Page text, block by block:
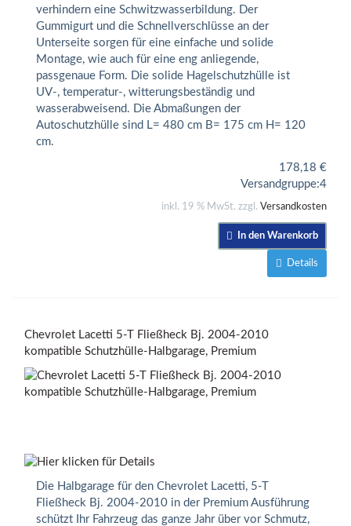
verhindern eine Schwitzwasserbildung. Der
Gummigurt und die Schnellverschlüsse an der
Unterseite sorgen für eine einfache und solide
Montage, wie auch für eine eng anliegende,
passgenaue Form. Die solide Hagelschutzhülle ist
UV-, temperatur-, witterungsbeständig und
wasserabweisend. Die Abmaßungen der
Autoschutzhülle sind L= 480 cm B= 175 cm H= 120
cm.
178,18 €
Versandgruppe:4
inkl. 19 % MwSt. zzgl. Versandkosten
In den Warenkorb
Details
Chevrolet Lacetti 5-T Fließheck Bj. 2004-2010
kompatible Schutzhülle-Halbgarage, Premium
Die Halbgarage für den Chevrolet Lacetti, 5-T
Fließheck Bj. 2004-2010 in der Premium Ausführung
schützt Ihr Fahrzeug das ganze Jahr über vor Schmutz,